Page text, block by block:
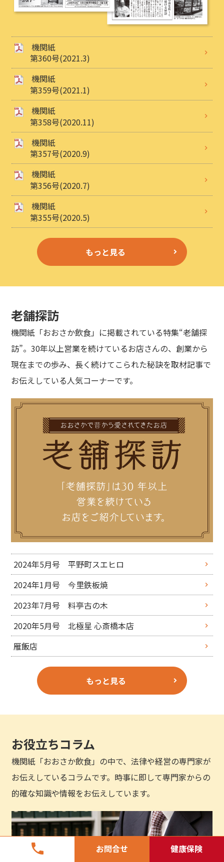
phone お問合せ 健康保険
機関紙
第360号(2021.3)
機関紙
第359号(2021.1)
機関紙
第358号(2020.11)
機関紙
第357号(2020.9)
機関紙
第356号(2020.7)
機関紙
第355号(2020.5)
もっと見る
老舗探訪
機関紙「おおさか飲食」に掲載されている特集“老舗探
訪”。30年以上営業を続けているお店さんの、創業から
現在までの歩み、長く続けてこられた秘訣を取材記事で
お伝えしている人気コーナーです。
2024年5月号 平野町スエヒロ
2024年1月号 今里鉄板焼
2023年7月号 料亭古の木
2020年5月号 北極星 心斎橋本店
雁飯店
もっと見る
お役立ちコラム
機関紙「おおさか飲食」の中で、法律や経営の専門家が
お伝えしているコラムです。時事に即して専門家からの
的確な知識や情報をお伝えしています。